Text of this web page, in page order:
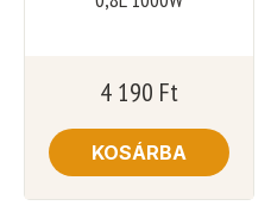
4 190 Ft
KOSÁRBA